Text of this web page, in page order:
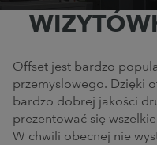
Offset jest bardzo
przemysłowego. Dzięki
bardzo dobrej jakości
prezentować się
W chwili obecnej nie